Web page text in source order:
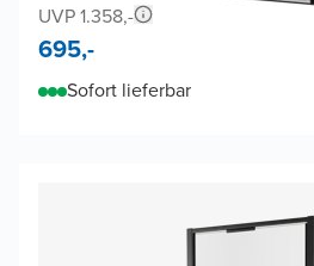
UVP 1.358,-
695,-
Sofort lieferbar